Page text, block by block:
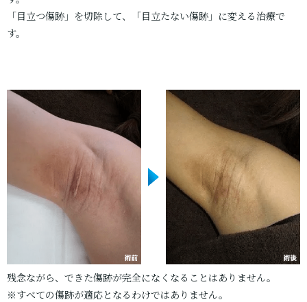
「目立つ傷跡」を切除して、「目立たない傷跡」に変える治療で
す。
残念ながら、できた傷跡が完全になくなることはありません。
※すべての傷跡が適応となるわけではありません。